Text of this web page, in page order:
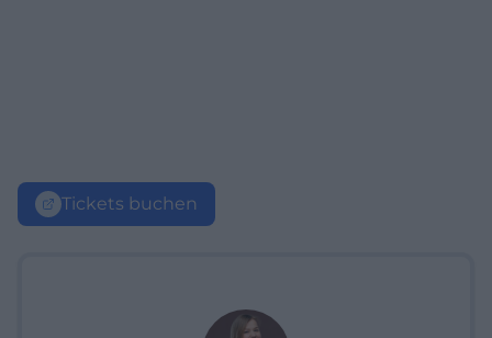
Tickets buchen